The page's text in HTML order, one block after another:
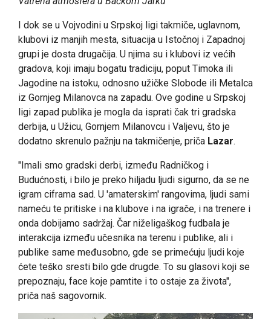
I dok se u Vojvodini u Srpskoj ligi takmiče, uglavnom,
klubovi iz manjih mesta, situacija u Istočnoj i Zapadnoj
grupi je dosta drugačija. U njima su i klubovi iz većih
gradova, koji imaju bogatu tradiciju, poput Timoka ili
Jagodine na istoku, odnosno užičke Slobode ili Metalca
iz Gornjeg Milanovca na zapadu. Ove godine u Srpskoj
ligi zapad publika je mogla da isprati čak tri gradska
derbija, u Užicu, Gornjem Milanovcu i Valjevu, što je
dodatno skrenulo pažnju na takmičenje, priča Lazar.
"Imali smo gradski derbi, između Radničkog i
Budućnosti, i bilo je preko hiljadu ljudi sigurno, da se ne
igram ciframa sad. U 'amaterskim' rangovima, ljudi sami
nameću te pritiske i na klubove i na igrače, i na trenere i
onda dobijamo sadržaj. Čar niželigaškog fudbala je
interakcija između učesnika na terenu i publike, ali i
publike same međusobno, gde se primećuju ljudi koje
ćete teško sresti bilo gde drugde. To su glasovi koji se
prepoznaju, face koje pamtite i to ostaje za života",
priča naš sagovornik.